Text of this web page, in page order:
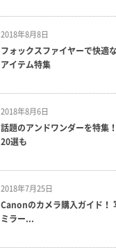
2018年8月8日
フォックスファイヤーで快適
アイテム特集
2018年8月6日
話題のアンドワンダーを特集
20選も
2018年7月25日
Canonのカメラ購入ガイド！
ミラー...